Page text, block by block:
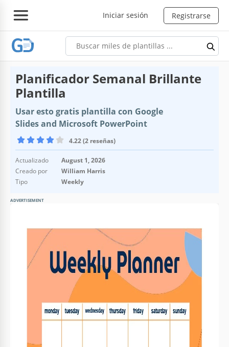
Iniciar sesión Registrarse
Planificador Semanal Brillante
Plantilla
Usar esto gratis plantilla con Google
Slides and Microsoft PowerPoint
4.22 (2 reseñas)
Actualizado
August 1, 2026
Creado por
William Harris
Tipo
Weekly
ADVERTISEMENT